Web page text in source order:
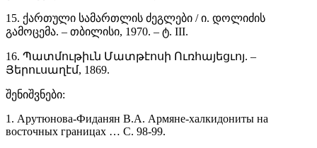
15. ქართული სამართლის ძეგლები / ი. დოლიძის
გამოცემა. – თბილისი, 1970. – ტ. III.
16. Պատմութիւն Մատթէոսի Ուռհայեցւոյ. –
Յերուսաղէմ, 1869.
შენიშვნები:
1. Арутюнова-Фиданян В.А. Армяне-халкидониты на
восточных границах … С. 98-99.